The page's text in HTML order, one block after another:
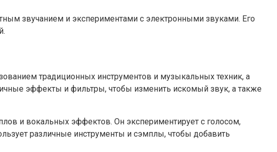
звучанием и экспериментами с электронными звуками. Его
традиционных инструментов и музыкальных техник, а
эффекты и фильтры, чтобы изменить искомый звук, а также
и вокальных эффектов. Он экспериментирует с голосом,
различные инструменты и сэмплы, чтобы добавить